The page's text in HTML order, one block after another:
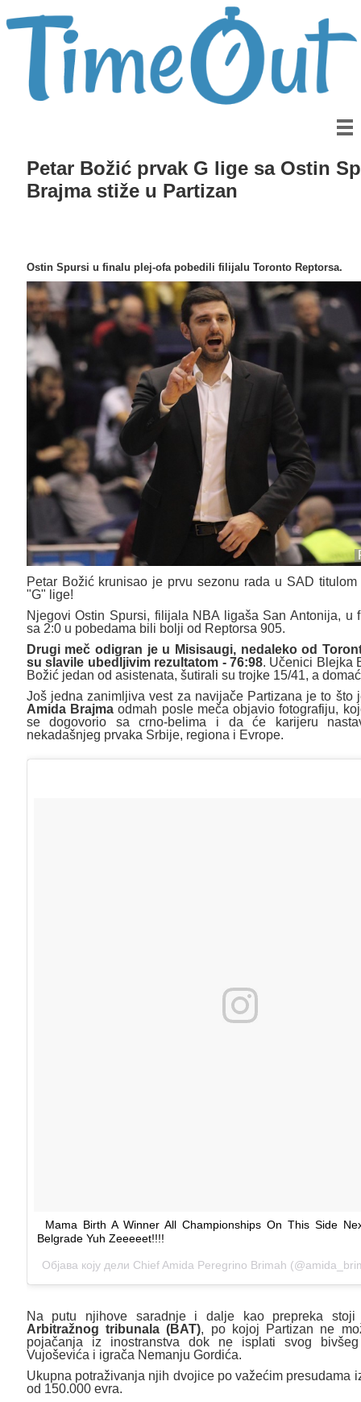
Petar Božić prvak G lige sa Ostin
Brajma stiže u Partizan
Ostin Spursi u finalu plej-ofa pobedili filijalu Toronto Reptorsa.
Petar Božić krunisao je prvu sezonu rada u SAD titulom
"G" lige!
Njegovi Ostin Spursi, filijala NBA ligaša San Antonija, u
sa 2:0 u pobedama bili bolji od Reptorsa 905.
Drugi meč odigran je u Misisaugi, nedaleko od
su slavile ubedljivim rezultatom - 76:98. Učenici Blejka
Božić jedan od asistenata, šutirali su trojke 15/41, a
Još jedna zanimljiva vest za navijače Partizana je to što
Amida Brajmaodmah posle meča objavio fotografiju,
se dogovorio sa crno-belima i da će karijeru
nekadašnjeg prvaka Srbije, regiona i Evrope.
Mama Birth A Winner All Championships On This Side
Belgrade Yuh Zeeeeet!!!!
Објава коју дели Chief Amida Peregrino Brimah
Na putu njihove saradnje i dalje kao prepreka
Arbitražnog tribunala (BAT), po kojoj Partizan ne
pojačanja iz inostranstva dok ne isplati svog
Vujoševića i igrača Nemanju Gordića.
Ukupna potraživanja njih dvojice po važećim presudama
od 150.000 evra.